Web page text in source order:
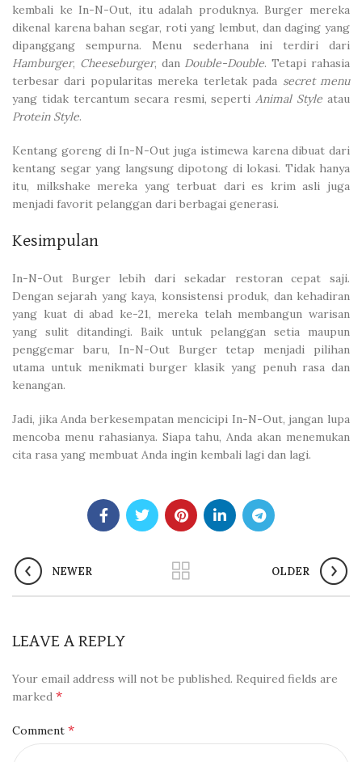
kembali ke In-N-Out, itu adalah produknya. Burger mereka
dikenal karena bahan segar, roti yang lembut, dan daging yang
dipanggang sempurna. Menu sederhana ini terdiri dari
Hamburger, Cheeseburger, dan Double-Double. Tetapi rahasia
terbesar dari popularitas mereka terletak pada secret menu
yang tidak tercantum secara resmi, sepertiAnimal Style atau
Protein Style.
Kentang goreng di In-N-Out juga istimewa karena dibuat dari
kentang segar yang langsung dipotong di lokasi. Tidak hanya
itu, milkshake mereka yang terbuat dari es krim asli juga
menjadi favorit pelanggan dari berbagai generasi.
Kesimpulan
In-N-Out Burger lebih dari sekadar restoran cepat saji.
Dengan sejarah yang kaya, konsistensi produk, dan kehadiran
yang kuat di abad ke-21, mereka telah membangun warisan
yang sulit ditandingi. Baik untuk pelanggan setia maupun
penggemar baru, In-N-Out Burger tetap menjadi pilihan
utama untuk menikmati burger klasik yang penuh rasa dan
kenangan.
Jadi, jika Anda berkesempatan mencicipi In-N-Out, jangan lupa
mencoba menu rahasianya. Siapa tahu, Anda akan menemukan
cita rasa yang membuat Anda ingin kembali lagi dan lagi.
NEWER OLDER
LEAVE A REPLY
Your email address will not be published. Required fields are
marked *
Comment *